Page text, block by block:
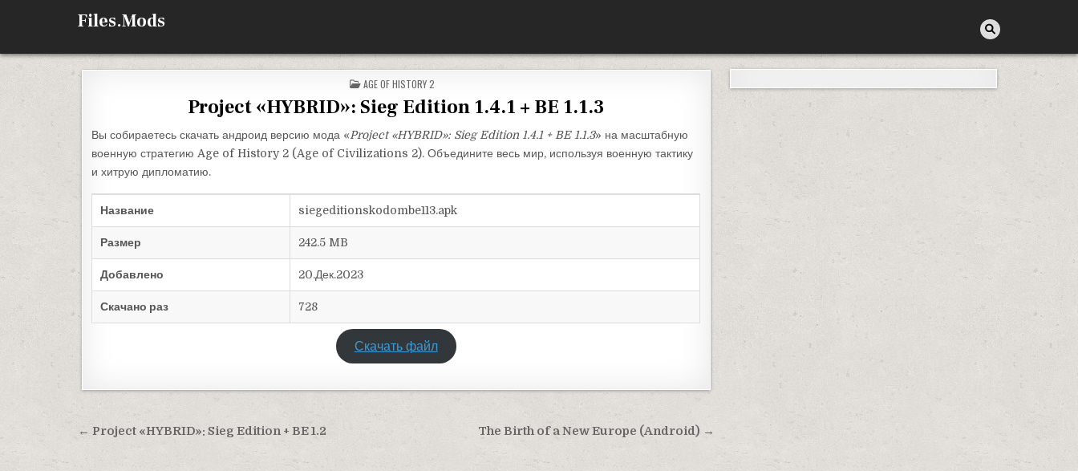
Files.Mods
ОПУБЛИКОВАНО В
AGE OF HISTORY 2
Project «HYBRID»: Sieg Edition 1.4.1 + BE 1.1.3
Вы собираетесь скачать андроид версию мода «Project «HYBRID»: Sieg Edition 1.4.1 + BE 1.1.3» на масштабную
военную стратегию Age of History 2 (Age of Civilizations 2). Объедините весь мир, используя военную тактику
и хитрую дипломатию.
Название siegeditionskodombe113.apk
Размер 242.5 MB
Добавлено 20.Дек.2023
Скачано раз 728
Скачать файл
Навигация по записям The Birth of a New Europe (Android) →
← Project «HYBRID»: Sieg Edition + BE 1.2